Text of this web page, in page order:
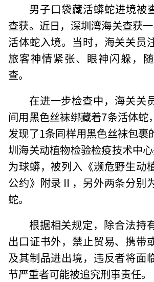
男子口袋藏活蟒蛇进境被
查获。近日，深圳湾海关查获
活体蛇入境。当时，海关关员
旅客神情紧张、眼神闪躲，
查。
在进一步检查中，海关关
间用黑色丝袜绑藏着7条活体蛇
发现了1条同样用黑色丝袜包裹
圳海关动植物检验检疫技术中
为球蟒，被列入《濒危野生动
公约》附录Ⅱ，另外两条分别
蛇。
根据相关规定，除合法持
出口证书外，禁止贸易、携带
及其制品进出境，违反者将面
节严重者可能被追究刑事责任。